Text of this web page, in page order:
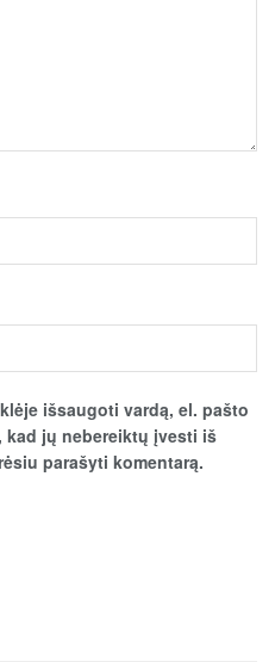
išsaugoti vardą, el. pašto
jų nebereiktų įvesti iš
parašyti komentarą.